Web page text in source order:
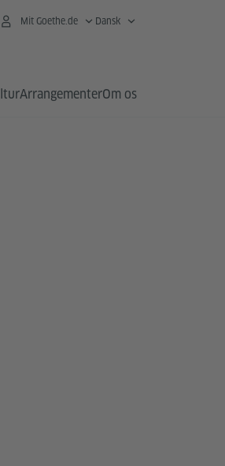
Mit Goethe.de Dansk
ArrangementerOm os